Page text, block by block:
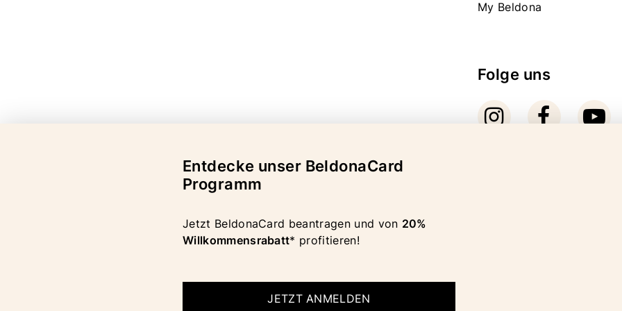
My Beldona
Folge uns
Entdecke unser BeldonaCard
Programm
Jetzt BeldonaCard beantragen und von 20%
Willkommensrabatt* profitieren!
JETZT ANMELDEN